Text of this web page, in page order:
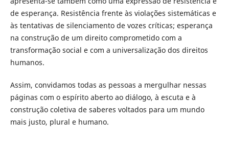
de esperança. Resistência frente às violações sistemáticas e
às tentativas de silenciamento de vozes críticas; esperança
na construção de um direito comprometido com a
transformação social e com a universalização dos direitos
humanos.
Assim, convidamos todas as pessoas a mergulhar nessas
páginas com o espírito aberto ao diálogo, à escuta e à
construção coletiva de saberes voltados para um mundo
mais justo, plural e humano.